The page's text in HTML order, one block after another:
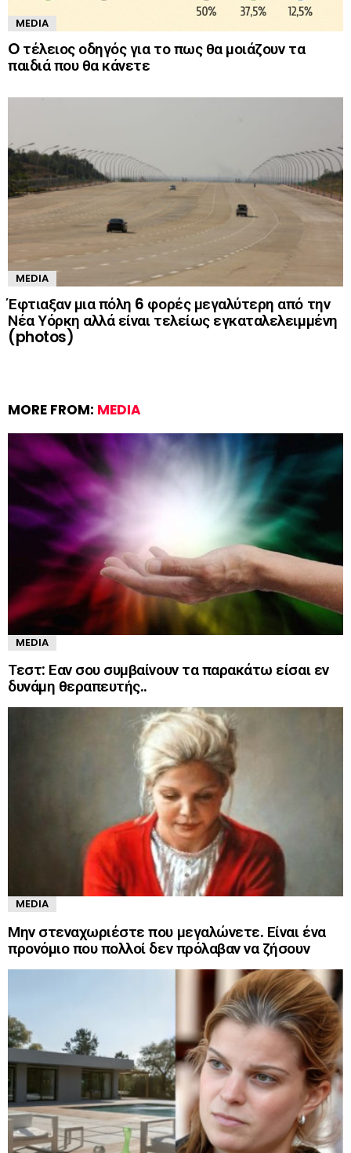
MEDIA
O τέλειος οδηγός για το πως θα μοιάζουν τα
παιδιά που θα κάνετε
MEDIA
Έφτιαξαν μια πόλη 6 φορές μεγαλύτερη από την
Νέα Υόρκη αλλά είναι τελείως εγκαταλελειμμένη
(photos)
MORE FROM: MEDIA
MEDIA
Τεστ: Εαν σου συμβαίνουν τα παρακάτω είσαι εν
δυνάμη θεραπευτής..
MEDIA
Μην στεναχωριέστε που μεγαλώνετε. Είναι ένα
προνόμιο που πολλοί δεν πρόλαβαν να ζήσουν